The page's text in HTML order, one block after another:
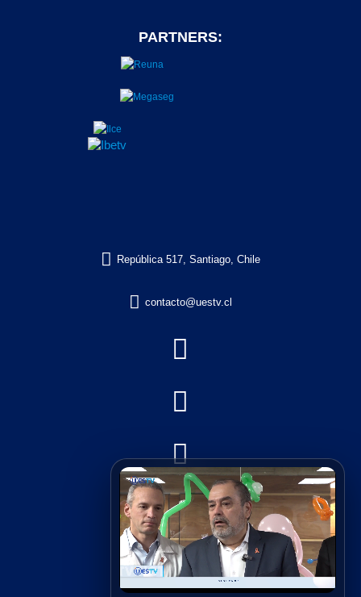
PARTNERS:
 República 517, Santiago, Chile
 contacto@uestv.cl




